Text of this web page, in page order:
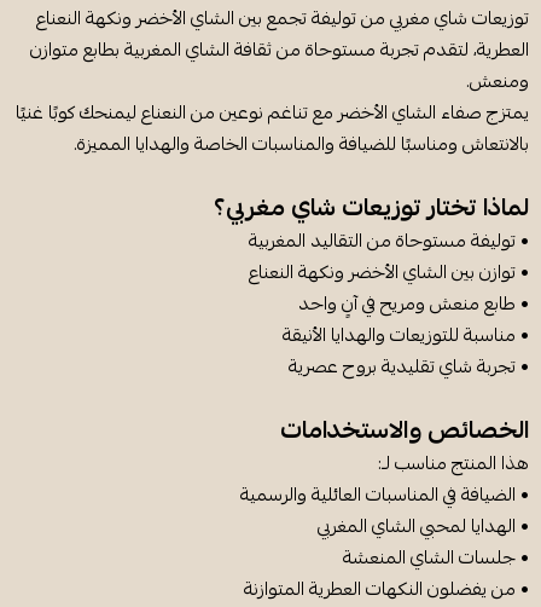
توزيعات شاي مغربي من توليفة تجمع بين الشاي الأخضر ونكهة النعناع
العطرية، لتقدم تجربة مستوحاة من ثقافة الشاي المغربية بطابع متوازن
ومنعش.
يمتزج صفاء الشاي الأخضر مع تناغم نوعين من النعناع ليمنحك كوبًا غنيًا
بالانتعاش ومناسبًا للضيافة والمناسبات الخاصة والهدايا المميزة.
لماذا تختار توزيعات شاي مغربي؟
• توليفة مستوحاة من التقاليد المغربية
• توازن بين الشاي الأخضر ونكهة النعناع
• طابع منعش ومريح في آنٍ واحد
• مناسبة للتوزيعات والهدايا الأنيقة
• تجربة شاي تقليدية بروح عصرية
الخصائص والاستخدامات
هذا المنتج مناسب لـ:
• الضيافة في المناسبات العائلية والرسمية
• الهدايا لمحبي الشاي المغربي
• جلسات الشاي المنعشة
• من يفضلون النكهات العطرية المتوازنة